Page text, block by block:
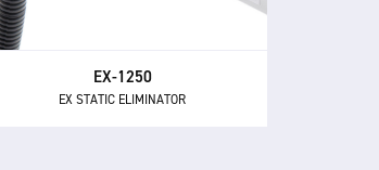
EX-1250
EX STATIC ELIMINATOR